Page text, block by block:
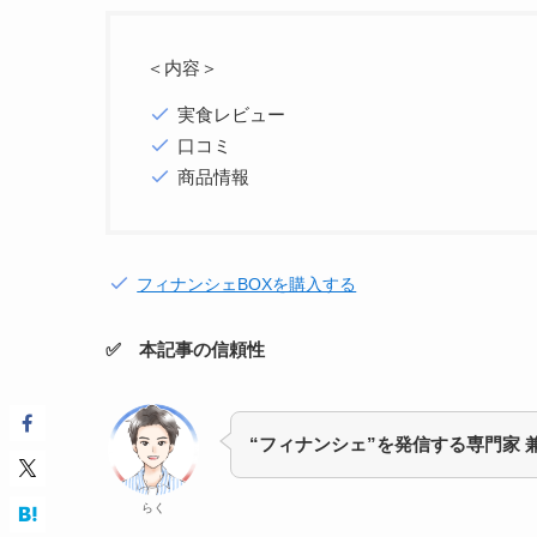
＜内容＞
実食レビュー
口コミ
商品情報
フィナンシェBOXを購入する
✅ 本記事の信頼性
らく
“フィナンシェ”を発信する専門家